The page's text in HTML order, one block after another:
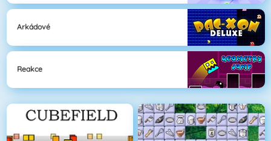
Arkádové
Reakce